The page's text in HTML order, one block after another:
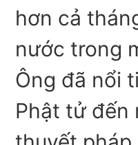
hơn cả
nước trong
Ông đã nổi
Phật tử đến